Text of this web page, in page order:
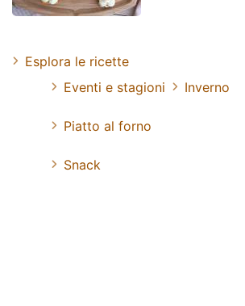
Esplora le ricette
Eventi e stagioni
Inverno
Piatto al forno
Snack